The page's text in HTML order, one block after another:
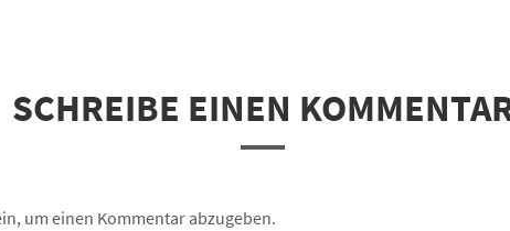
SCHREIBE EINEN
um einen Kommentar abzugeben.